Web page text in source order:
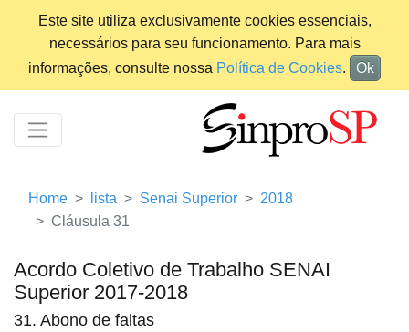
Este site utiliza exclusivamente cookies essenciais,
necessários para seu funcionamento. Para mais
informações, consulte nossa Política de Cookies. Ok
Home lista Senai Superior
2018
Cláusula 31
Acordo Coletivo de Trabalho SENAI
Superior 2017-2018
31. Abono de faltas